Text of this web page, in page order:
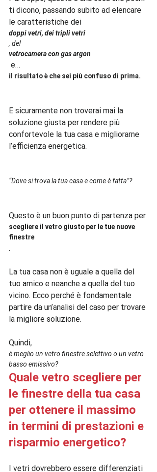
ti dicono, passando subito ad elencare
le caratteristiche dei
doppi vetri, dei tripli vetri
, del
vetrocamera con gas argon
e…
il risultato è che sei più confuso di prima.
E sicuramente non troverai mai la
soluzione giusta per rendere più
confortevole la tua casa e migliorarne
l’efficienza energetica.
“Dove si trova la tua casa e come è fatta”?
Questo è un buon punto di partenza per
scegliere il vetro giusto per le tue nuove
finestre
.
La tua casa non è uguale a quella del
tuo amico e neanche a quella del tuo
vicino. Ecco perché è fondamentale
partire da un’analisi del caso per trovare
la migliore soluzione.
Quindi,
è meglio un vetro finestre selettivo o un vetro
basso emissivo?
Quale vetro scegliere per
le finestre della tua casa
per ottenere il massimo
in termini di prestazioni e
risparmio energetico?
I vetri dovrebbero essere differenziati